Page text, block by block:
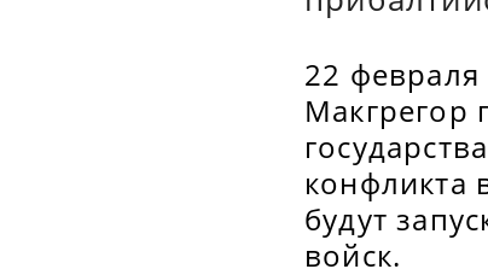
22 февраля
Макгрегор
конфликта
будут
войск.